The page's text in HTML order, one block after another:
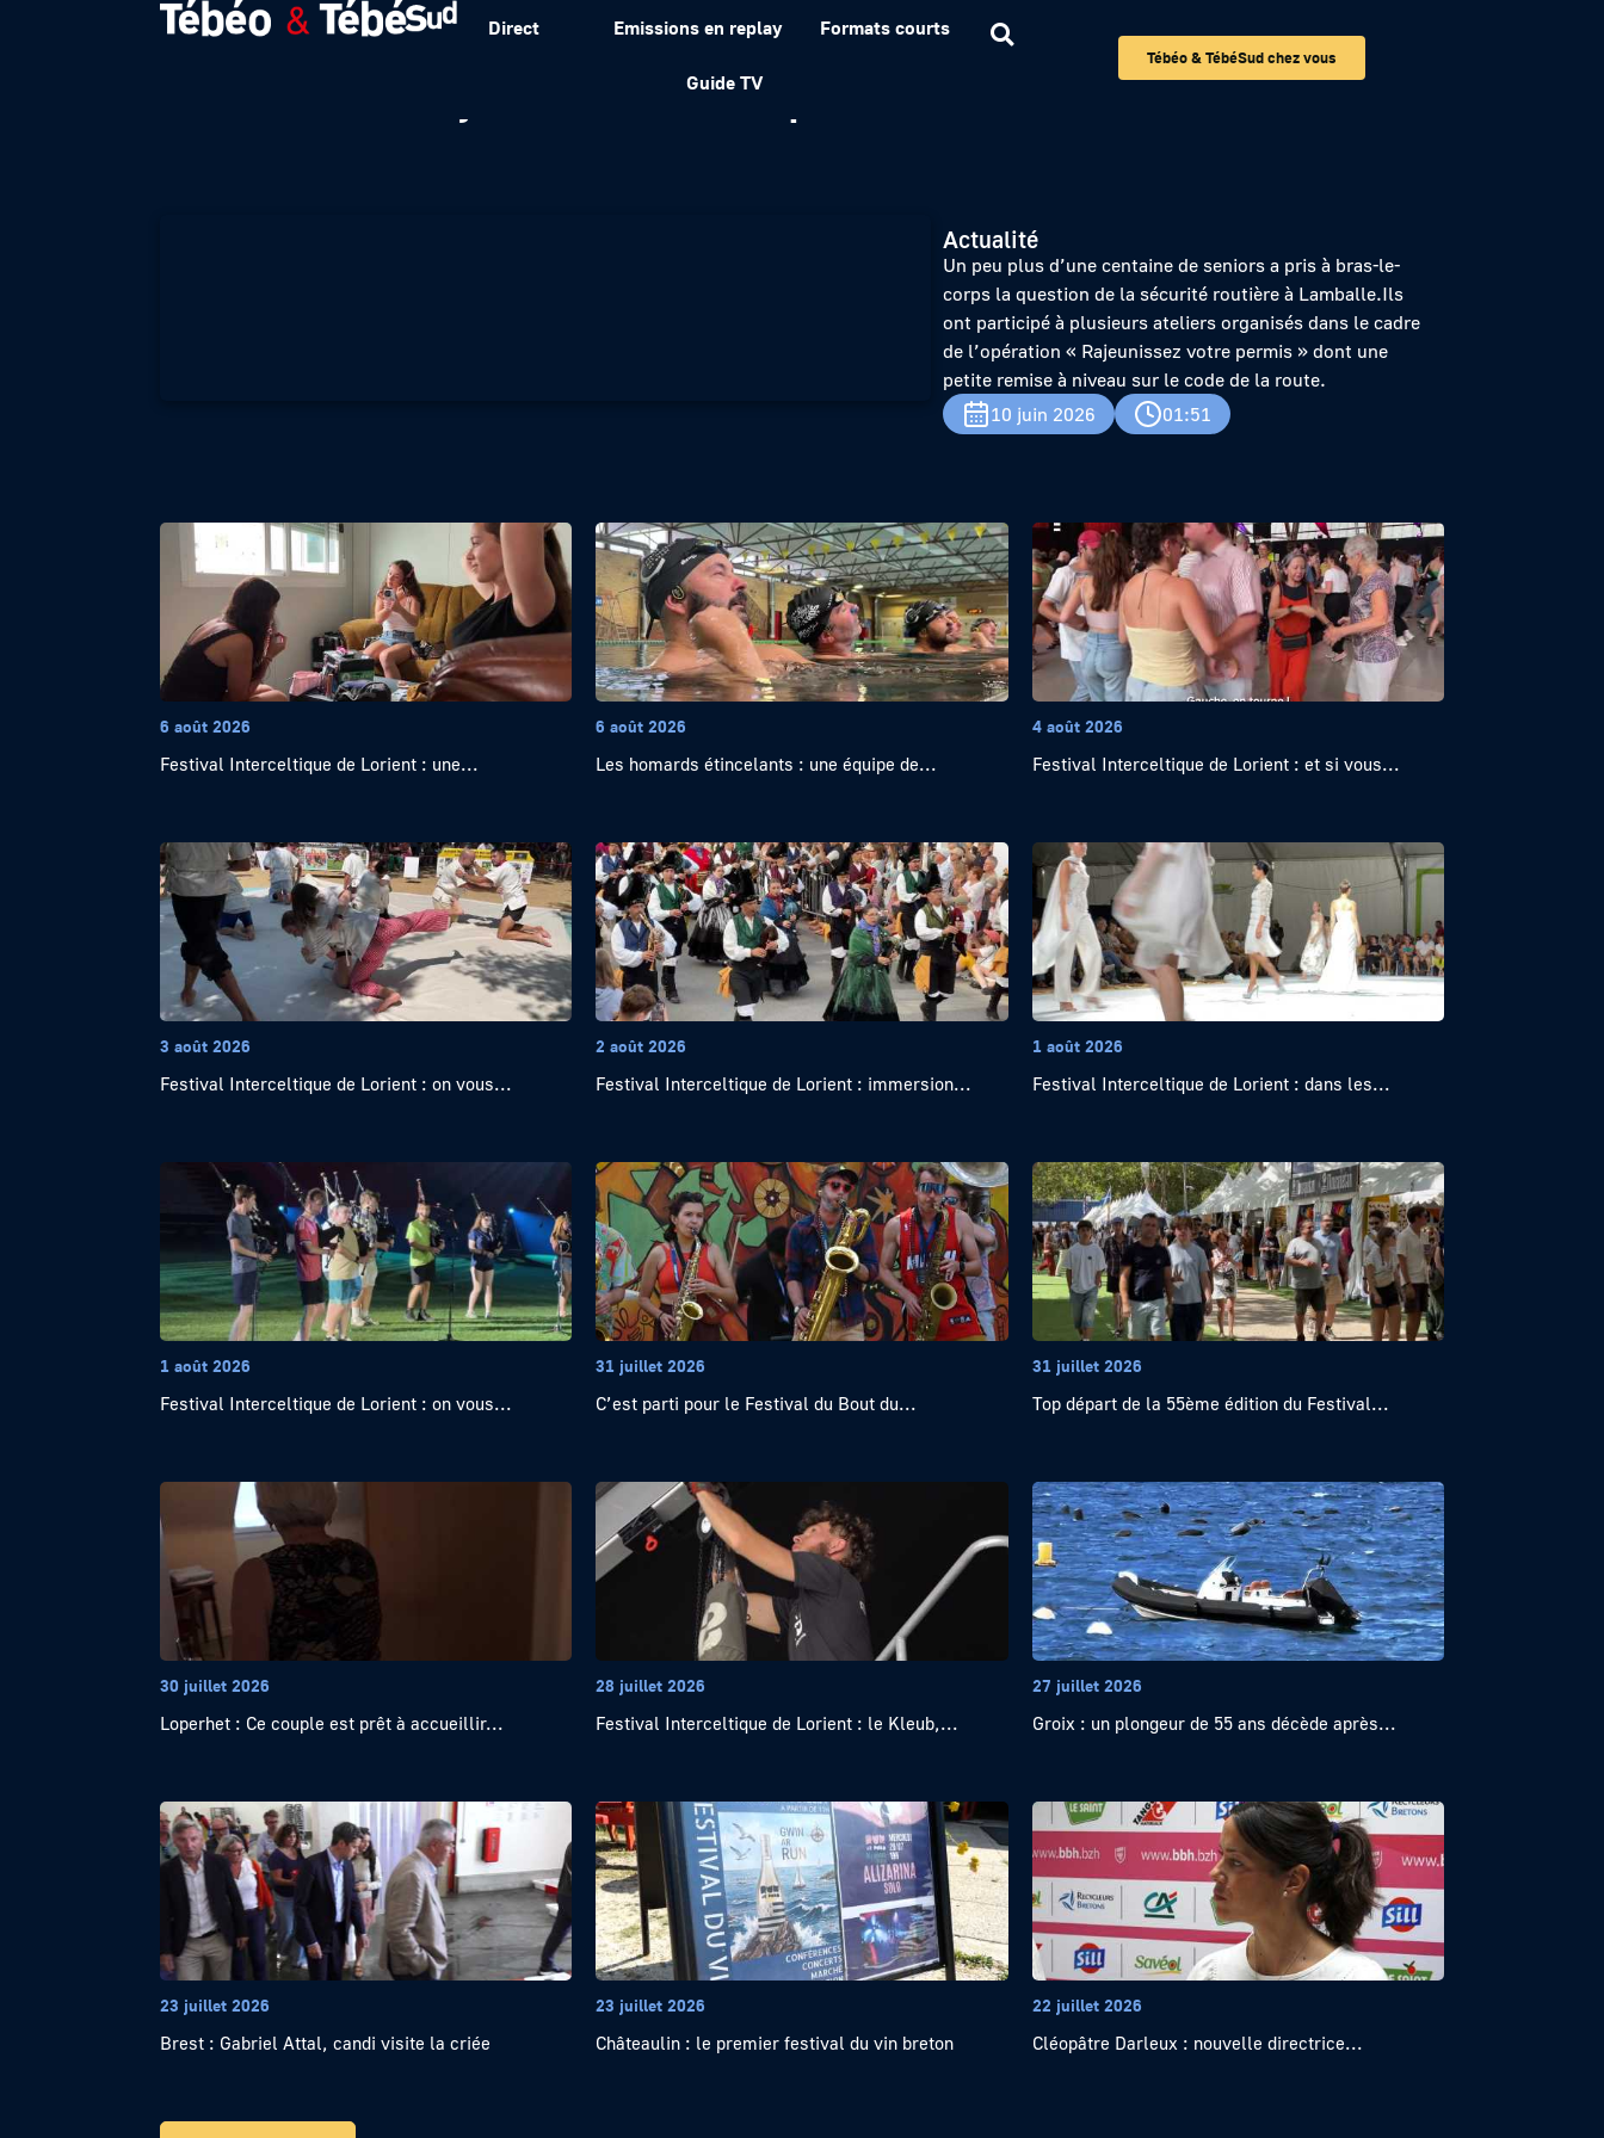
Direct Emissions en replay Formats courts
Guide TV
Tébéo & TébéSud chez vous
Les séniors rajeunissent leur permis !
Actualité
Un peu plus d’une centaine de seniors a pris à bras-le-
corps la question de la sécurité routière à Lamballe.Ils
ont participé à plusieurs ateliers organisés dans le cadre
de l’opération « Rajeunissez votre permis » dont une
petite remise à niveau sur le code de la route.
10 juin 2026
01:51
6 août 2026
Festival Interceltique de Lorient : une...
6 août 2026
Les homards étincelants : une équipe de...
4 août 2026
Festival Interceltique de Lorient : et si vous...
3 août 2026
Festival Interceltique de Lorient : on vous...
2 août 2026
Festival Interceltique de Lorient : immersion...
1 août 2026
Festival Interceltique de Lorient : dans les...
1 août 2026
Festival Interceltique de Lorient : on vous...
31 juillet 2026
C’est parti pour le Festival du Bout du...
31 juillet 2026
Top départ de la 55ème édition du Festival...
30 juillet 2026
Loperhet : Ce couple est prêt à accueillir...
28 juillet 2026
Festival Interceltique de Lorient : le Kleub,...
27 juillet 2026
Groix : un plongeur de 55 ans décède après...
23 juillet 2026
Brest : Gabriel Attal, candi visite la criée
23 juillet 2026
Châteaulin : le premier festival du vin breton
22 juillet 2026
Cléopâtre Darleux : nouvelle directrice...